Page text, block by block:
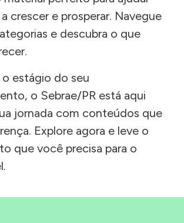
crescer e prosperar. Navegue
e descubra o que
estágio do seu
o Sebrae/PR está aqui
jornada com conteúdos que
Explore agora e leve o
que você precisa para o